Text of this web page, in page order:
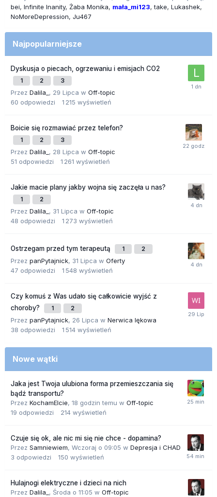
bei Infinite Inanity Żaba Monika mała_mi123 take Lukashek
NoMoreDepression Ju467
Najpopularniejsze
Dyskusja o piecach, ogrzewaniu i emisjach CO2
1 2 3
Przez Dalila_ , 29 Lipca w Off-topic
60 odpowiedzi 1 215 wyświetleń
Boicie się rozmawiać przez telefon?
1 2 3
Przez Dalila_ , 28 Lipca w Off-topic
51 odpowiedzi 1 261 wyświetleń
Jakie macie plany jakby wojna się zaczęła u nas?
1 2
Przez Dalila_ , 31 Lipca w Off-topic
48 odpowiedzi 1 273 wyświetleń
Ostrzegam przed tym terapeutą 1 2
Przez panPytajnick, 31 Lipca w Oferty
47 odpowiedzi 1 548 wyświetleń
Czy komuś z Was udało się całkowicie wyjść z
choroby?
1 2
Przez panPytajnick, 26 Lipca w Nerwica lękowa
38 odpowiedzi 1 514 wyświetleń
Nowe wątki
Jaka jest Twoja ulubiona forma przemieszczania się
bądź transportu?
Przez KochamElcie, 18 godzin temu w Off-topic
19 odpowiedzi 214 wyświetleń
Czuje się ok, ale nic mi się nie chce - dopamina?
Przez Samniewiem, Wczoraj o 09:05 w Depresja i CHAD
3 odpowiedzi 150 wyświetleń
Hulajnogi elektryczne i dzieci na nich
Przez Dalila_ , Środa o 11:05 w Off-topic